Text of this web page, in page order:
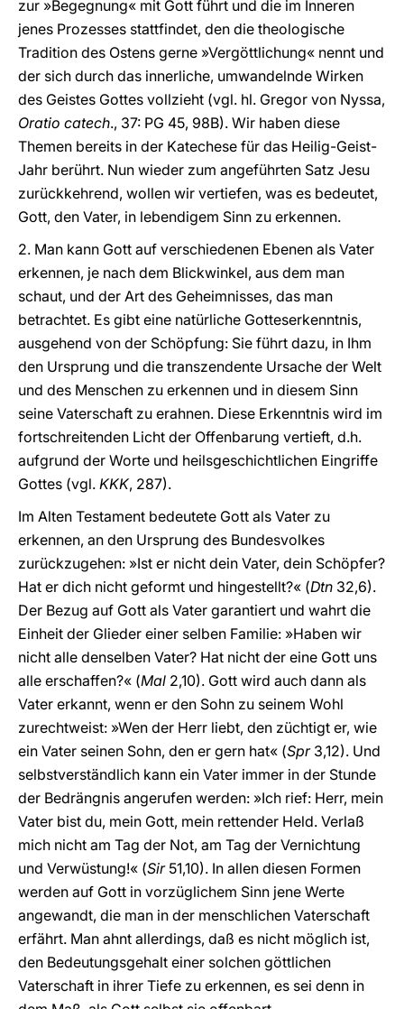
zur »Begegnung« mit Gott führt und die im Inneren
jenes Prozesses stattfindet, den die theologische
Tradition des Ostens gerne »Vergöttlichung« nennt und
der sich durch das innerliche, umwandelnde Wirken
des Geistes Gottes vollzieht (vgl. hl. Gregor von Nyssa,
Oratio catech., 37: PG 45, 98B). Wir haben diese
Themen bereits in der Katechese für das Heilig-Geist-
Jahr berührt. Nun wieder zum angeführten Satz Jesu
zurückkehrend, wollen wir vertiefen, was es bedeutet,
Gott, den Vater, in lebendigem Sinn zu erkennen.
2. Man kann Gott auf verschiedenen Ebenen als Vater
erkennen, je nach dem Blickwinkel, aus dem man
schaut, und der Art des Geheimnisses, das man
betrachtet. Es gibt eine natürliche Gotteserkenntnis,
ausgehend von der Schöpfung: Sie führt dazu, in Ihm
den Ursprung und die transzendente Ursache der Welt
und des Menschen zu erkennen und in diesem Sinn
seine Vaterschaft zu erahnen. Diese Erkenntnis wird im
fortschreitenden Licht der Offenbarung vertieft, d.h.
aufgrund der Worte und heilsgeschichtlichen Eingriffe
Gottes (vgl. KKK, 287).
Im Alten Testament bedeutete Gott als Vater zu
erkennen, an den Ursprung des Bundesvolkes
zurückzugehen: »Ist er nicht dein Vater, dein Schöpfer?
Hat er dich nicht geformt und hingestellt?« (Dtn 32,6).
Der Bezug auf Gott als Vater garantiert und wahrt die
Einheit der Glieder einer selben Familie: »Haben wir
nicht alle denselben Vater? Hat nicht der eine Gott uns
alle erschaffen?« (Mal 2,10). Gott wird auch dann als
Vater erkannt, wenn er den Sohn zu seinem Wohl
zurechtweist: »Wen der Herr liebt, den züchtigt er, wie
ein Vater seinen Sohn, den er gern hat« (Spr3,12). Und
selbstverständlich kann ein Vater immer in der Stunde
der Bedrängnis angerufen werden: »Ich rief: Herr, mein
Vater bist du, mein Gott, mein rettender Held. Verlaß
mich nicht am Tag der Not, am Tag der Vernichtung
und Verwüstung!« (Sir 51,10). In allen diesen Formen
werden auf Gott in vorzüglichem Sinn jene Werte
angewandt, die man in der menschlichen Vaterschaft
erfährt. Man ahnt allerdings, daß es nicht möglich ist,
den Bedeutungsgehalt einer solchen göttlichen
Vaterschaft in ihrer Tiefe zu erkennen, es sei denn in